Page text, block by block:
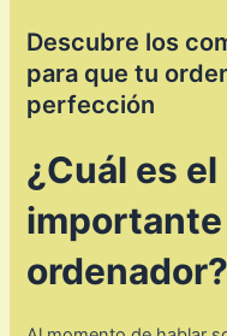
Descubre los
para que tu
perfección
¿Cuál es
importante
ordenador?